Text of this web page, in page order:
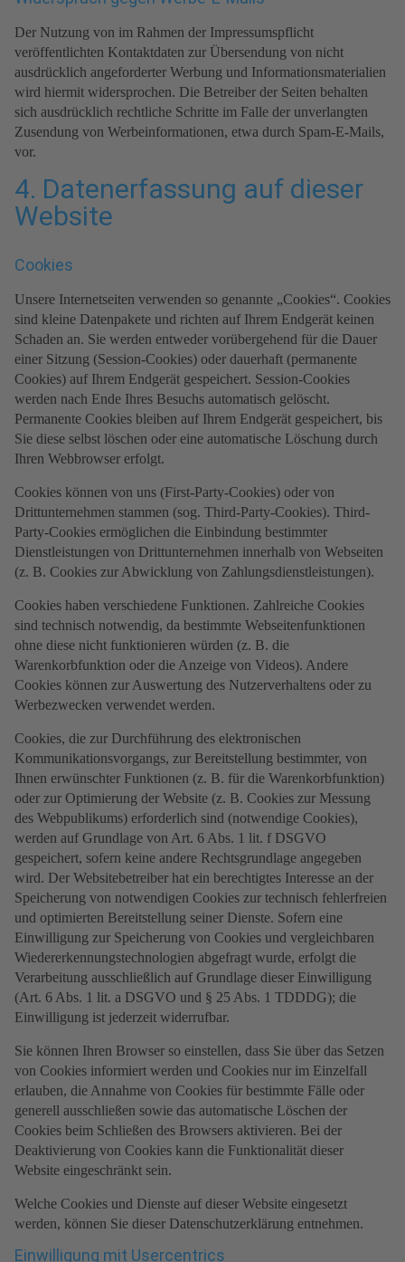
Der Nutzung von im Rahmen der Impressumspflicht
veröffentlichten Kontaktdaten zur Übersendung von nicht
ausdrücklich angeforderter Werbung und Informationsmaterialien
wird hiermit widersprochen. Die Betreiber der Seiten behalten
sich ausdrücklich rechtliche Schritte im Falle der unverlangten
Zusendung von Werbeinformationen, etwa durch Spam-E-Mails,
vor.
4. Datenerfassung auf dieser
Website
Cookies
Unsere Internetseiten verwenden so genannte „Cookies“. Cookies
sind kleine Datenpakete und richten auf Ihrem Endgerät keinen
Schaden an. Sie werden entweder vorübergehend für die Dauer
einer Sitzung (Session-Cookies) oder dauerhaft (permanente
Cookies) auf Ihrem Endgerät gespeichert. Session-Cookies
werden nach Ende Ihres Besuchs automatisch gelöscht.
Permanente Cookies bleiben auf Ihrem Endgerät gespeichert, bis
Sie diese selbst löschen oder eine automatische Löschung durch
Ihren Webbrowser erfolgt.
Cookies können von uns (First-Party-Cookies) oder von
Drittunternehmen stammen (sog. Third-Party-Cookies). Third-
Party-Cookies ermöglichen die Einbindung bestimmter
Dienstleistungen von Drittunternehmen innerhalb von Webseiten
(z. B. Cookies zur Abwicklung von Zahlungsdienstleistungen).
Cookies haben verschiedene Funktionen. Zahlreiche Cookies
sind technisch notwendig, da bestimmte Webseitenfunktionen
ohne diese nicht funktionieren würden (z. B. die
Warenkorbfunktion oder die Anzeige von Videos). Andere
Cookies können zur Auswertung des Nutzerverhaltens oder zu
Werbezwecken verwendet werden.
Cookies, die zur Durchführung des elektronischen
Kommunikationsvorgangs, zur Bereitstellung bestimmter, von
Ihnen erwünschter Funktionen (z. B. für die Warenkorbfunktion)
oder zur Optimierung der Website (z. B. Cookies zur Messung
des Webpublikums) erforderlich sind (notwendige Cookies),
werden auf Grundlage von Art. 6 Abs. 1 lit. f DSGVO
gespeichert, sofern keine andere Rechtsgrundlage angegeben
wird. Der Websitebetreiber hat ein berechtigtes Interesse an der
Speicherung von notwendigen Cookies zur technisch fehlerfreien
und optimierten Bereitstellung seiner Dienste. Sofern eine
Einwilligung zur Speicherung von Cookies und vergleichbaren
Wiedererkennungstechnologien abgefragt wurde, erfolgt die
Verarbeitung ausschließlich auf Grundlage dieser Einwilligung
(Art. 6 Abs. 1 lit. a DSGVO und § 25 Abs. 1 TDDDG); die
Einwilligung ist jederzeit widerrufbar.
Sie können Ihren Browser so einstellen, dass Sie über das Setzen
von Cookies informiert werden und Cookies nur im Einzelfall
erlauben, die Annahme von Cookies für bestimmte Fälle oder
generell ausschließen sowie das automatische Löschen der
Cookies beim Schließen des Browsers aktivieren. Bei der
Deaktivierung von Cookies kann die Funktionalität dieser
Website eingeschränkt sein.
Welche Cookies und Dienste auf dieser Website eingesetzt
werden, können Sie dieser Datenschutzerklärung entnehmen.
Einwilligung mit Usercentrics